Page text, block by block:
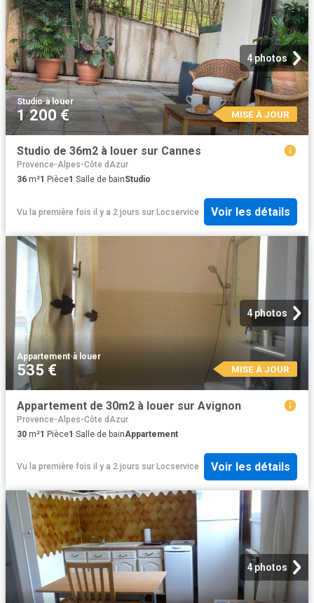
4 photos
Studio·à louer
1 200 € MISE À JOUR
Studio de 36m2 à louer sur Cannes
Provence-Alpes-Côte dAzur
36 m²1 Pièce1 Salle de bainStudio
Vu la première fois il y a 2 jours sur Locservice Voir les détails
4 photos
Appartement·à louer
535 € MISE À JOUR
Appartement de 30m2 à louer sur Avignon
Provence-Alpes-Côte dAzur
30 m²1 Pièce1 Salle de bainAppartement
Vu la première fois il y a 2 jours sur Locservice Voir les détails
4 photos